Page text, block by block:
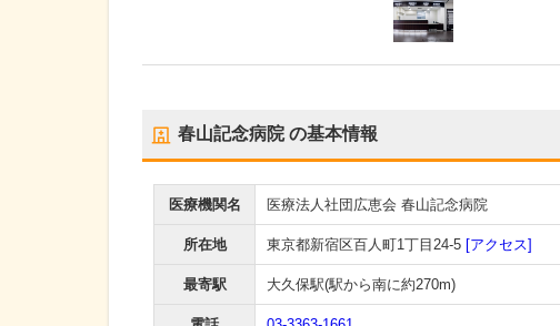
春山記念病院の基本情報
医療機関名 医療法人社団広恵会 春山記念病院
所在地 東京都新宿区百人町1丁目24-5 [アクセス]
最寄駅 大久保駅(駅から南に約270m)